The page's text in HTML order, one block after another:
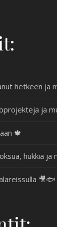
hetkeen ja
ja
🍁
hukkia ja
🎥🐟